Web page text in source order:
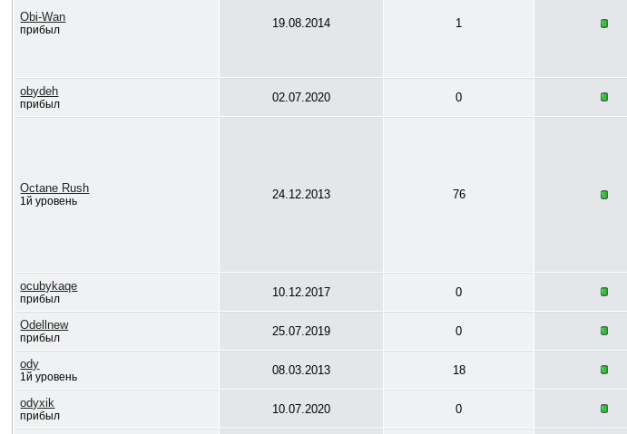
Obi-Wan
прибыл 19.08.2014 1
obydeh
прибыл 02.07.2020 0
Octane Rush
1й уровень 24.12.2013 76
ocubykaqe
прибыл 10.12.2017 0
Odellnew
прибыл 25.07.2019 0
ody
1й уровень 08.03.2013 18
odyxik
прибыл 10.07.2020 0